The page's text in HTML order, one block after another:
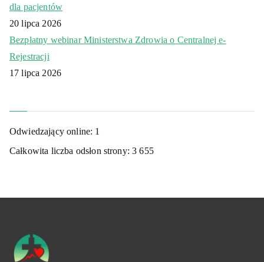
dla pacjentów
20 lipca 2026
Bezpłatny webinar Ministerstwa Zdrowia o Centralnej e-
Rejestracji
17 lipca 2026
Odwiedzający online: 1
Całkowita liczba odsłon strony:3 655